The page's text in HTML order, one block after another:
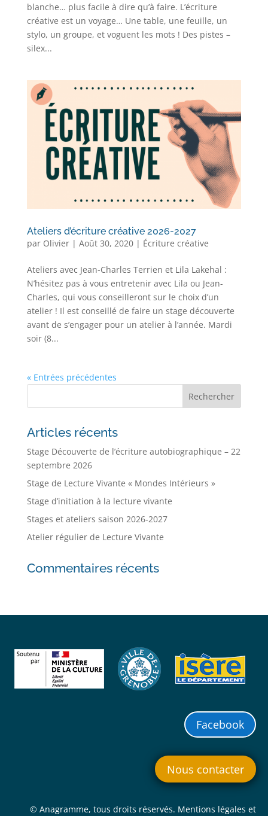
blanche… plus facile à dire qu’à faire. L’écriture
créative est un voyage… Une table, une feuille, un
stylo, un groupe, et voguent les mots ! Des pistes –
silex...
Ateliers d’écriture créative 2026-2027
par Olivier| Août 30, 2020| Écriture créative
Ateliers avec Jean-Charles Terrien et Lila Lakehal :
N’hésitez pas à vous entretenir avec Lila ou Jean-
Charles, qui vous conseilleront sur le choix d’un
atelier ! Il est conseillé de faire un stage découverte
avant de s’engager pour un atelier à l’année. Mardi
soir (8...
« Entrées précédentes
Articles récents
Stage Découverte de l’écriture autobiographique – 22
septembre 2026
Stage de Lecture Vivante « Mondes Intérieurs »
Stage d’initiation à la lecture vivante
Stages et ateliers saison 2026-2027
Atelier régulier de Lecture Vivante
Commentaires récents
Facebook
Nous contacter
© Anagramme, tous droits réservés. Mentions légales et